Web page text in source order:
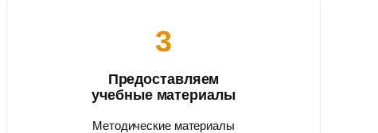
3
Предоставляем
учебные материалы
Методические материалы